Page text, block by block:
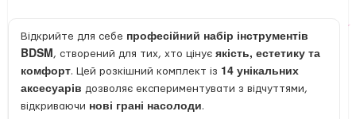
Відкрийте для себе професійний набір інструментів
BDSM, створений для тих, хто цінує якість, естетику та
комфорт. Цей розкішний комплект із 14 унікальних
аксесуарів дозволяє експериментувати з відчуттями,
відкриваючи нові грані насолоди.